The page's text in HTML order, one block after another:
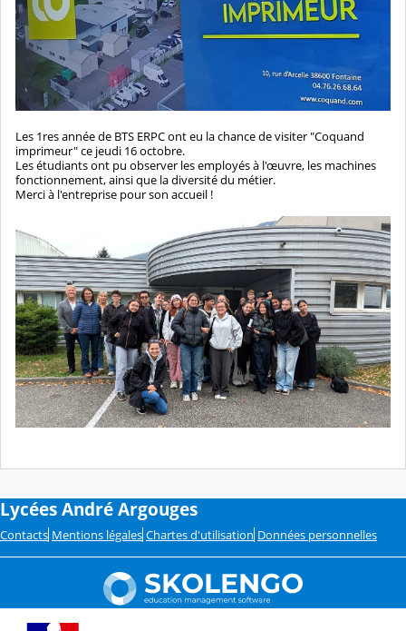
Les 1res année de BTS ERPC ont eu la chance de visiter "Coquand
imprimeur" ce jeudi 16 octobre.
Les étudiants ont pu observer les employés à l'œuvre, les machines
fonctionnement, ainsi que la diversité du métier.
Merci à l'entreprise pour son accueil !
Lycées André Argouges
Contacts Mentions légales Chartes d'utilisation Données personnelles